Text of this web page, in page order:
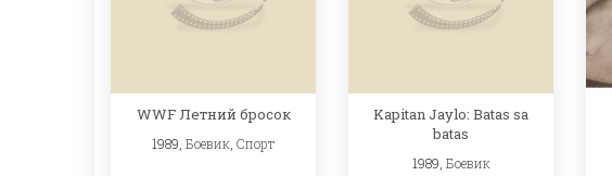
WWF Летний бросок
1989, Боевик Спорт
Kapitan Jaylo: Batas sa
batas
1989, Боевик